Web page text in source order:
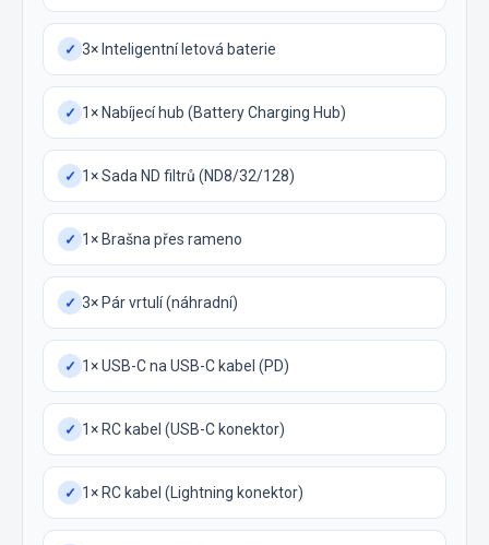
✓ 3× Inteligentní letová baterie
✓ 1× Nabíjecí hub (Battery Charging Hub)
✓ 1× Sada ND filtrů (ND8/32/128)
✓ 1× Brašna přes rameno
✓ 3× Pár vrtulí (náhradní)
✓ 1× USB-C na USB-C kabel (PD)
✓ 1× RC kabel (USB-C konektor)
✓ 1× RC kabel (Lightning konektor)